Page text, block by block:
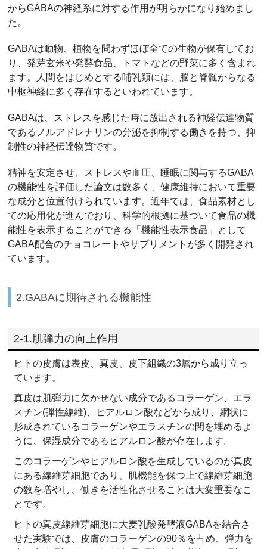
からGABAの神経系に対する作用が明らかになり始めまし
た。
GABAは動物、植物を問わずほぼ全ての生物が保有してお
り、発芽玄米や発酵食品、トマトなどの野菜に多く含まれ
ます。人間をはじめとする哺乳類には、脳と脊髄からなる
中枢神経に多く存在するといわれています。
GABAは、ストレスを感じた時に放出される神経伝達物質
であるノルアドレナリンの分泌を抑制する働きを持つ、抑
制性の神経伝達物質です。
精神を安定させ、ストレスや血圧、睡眠に関与するGABA
の機能性を評価した論文は数多く、健康維持において重要
な成分と位置付けられています。近年では、食品素材とし
ての応用化が進んでおり、科学的根拠に基づいて食品の機
能性を表示することができる「機能性表示食品」として
GABA配合のチョコレートやサプリメントが多く開発され
ています。
2.GABAに期待される機能性
2-1.肌弾力の向上作用
ヒトの皮膚は表皮、真皮、皮下組織の3層から成り立っ
ています。
真皮は肌弾力に欠かせない成分であるコラーゲン、エラ
スチン(弾性線維)、ヒアルロン酸などから成り、網状に
形成されているコラーゲンやエラスチンの間を埋めるよ
うに、保湿成分であるヒアルロン酸が存在します。
このコラーゲンやヒアルロン酸を生成しているのが真皮
にある線維芽細胞であり、肌機能を保つ上で線維芽細胞
の数を増やし、働きを活性化させることは大変重要なこ
とです。
ヒトの真皮線維芽細胞に大麦乳酸発酵液GABAを結合さ
せた実験では、皮膚のコラーゲンの90％を占め、弾力を